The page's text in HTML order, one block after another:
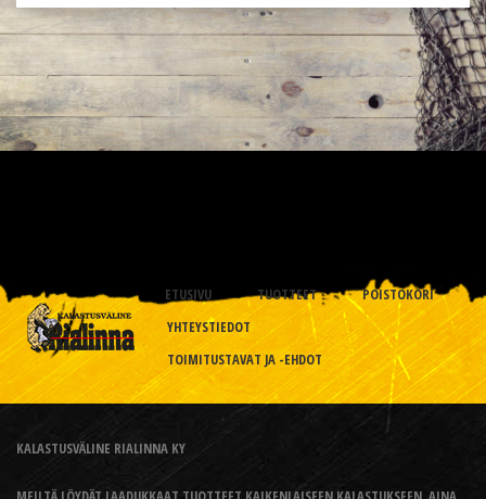
ETUSIVU TUOTTEET
POISTOKORI
YHTEYSTIEDOT
TOIMITUSTAVAT JA -EHDOT
KALASTUSVÄLINE RIALINNA KY